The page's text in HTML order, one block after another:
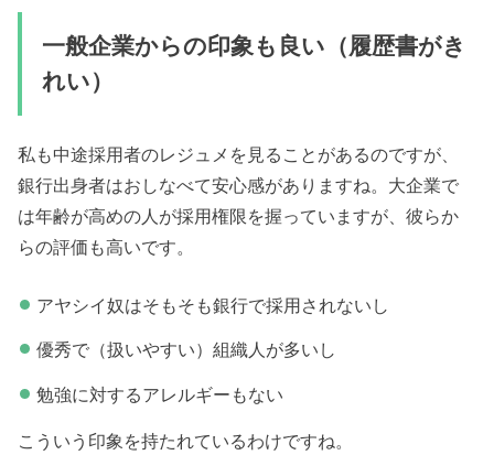
一般企業からの印象も良い（履歴書がき
れい）
私も中途採用者のレジュメを見ることがあるのですが、
銀行出身者はおしなべて安心感がありますね。大企業で
は年齢が高めの人が採用権限を握っていますが、彼らか
らの評価も高いです。
アヤシイ奴はそもそも銀行で採用されないし
優秀で（扱いやすい）組織人が多いし
勉強に対するアレルギーもない
こういう印象を持たれているわけですね。